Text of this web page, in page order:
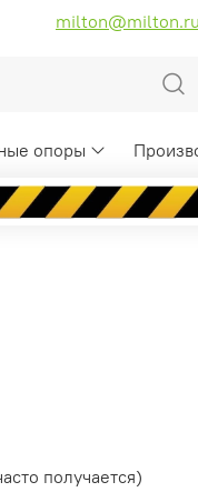
milton@milton.ru
опоры
получается)